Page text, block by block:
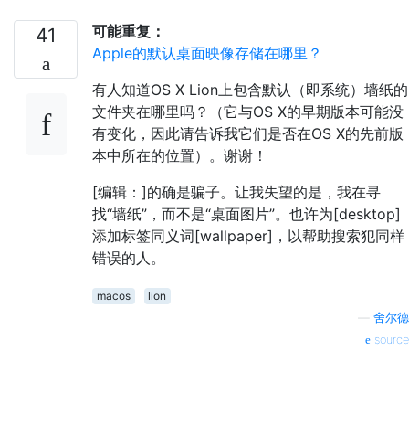
41
可能重复：
Apple的默认桌面映像存储在哪里？
有人知道OS X Lion上包含默认（即系统）墙纸的
文件夹在哪里吗？（它与OS X的早期版本可能没
有变化，因此请告诉我它们是否在OS X的先前版
本中所在的位置）。谢谢！
[编辑：]的确是骗子。让我失望的是，我在寻
找“墙纸”，而不是“桌面图片”。也许为[desktop]
添加标签同义词[wallpaper]，以帮助搜索犯同样
错误的人。
macos
lion
舍尔德
source